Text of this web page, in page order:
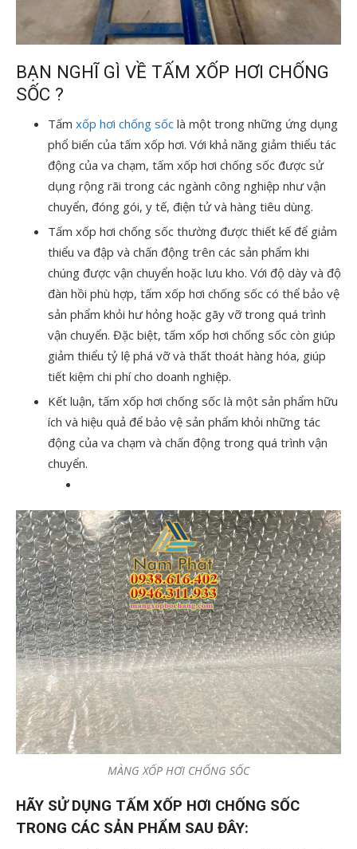
BẠN NGHĨ GÌ VỀ TẤM XỐP HƠI CHỐNG
SỐC ?
Tấm xốp hơi chống sốc là một trong những ứng dụng
phổ biến của tấm xốp hơi. Với khả năng giảm thiểu tác
động của va chạm, tấm xốp hơi chống sốc được sử
dụng rộng rãi trong các ngành công nghiệp như vận
chuyển, đóng gói, y tế, điện tử và hàng tiêu dùng.
Tấm xốp hơi chống sốc thường được thiết kế để giảm
thiểu va đập và chấn động trên các sản phẩm khi
chúng được vận chuyển hoặc lưu kho. Với độ dày và độ
đàn hồi phù hợp, tấm xốp hơi chống sốc có thể bảo vệ
sản phẩm khỏi hư hỏng hoặc gãy vỡ trong quá trình
vận chuyển. Đặc biệt, tấm xốp hơi chống sốc còn giúp
giảm thiểu tỷ lệ phá vỡ và thất thoát hàng hóa, giúp
tiết kiệm chi phí cho doanh nghiệp.
Kết luận, tấm xốp hơi chống sốc là một sản phẩm hữu
ích và hiệu quả để bảo vệ sản phẩm khỏi những tác
động của va chạm và chấn động trong quá trình vận
chuyển.
MÀNG XỐP HƠI CHỐNG SỐC
HÃY SỬ DỤNG TẤM XỐP HƠI CHỐNG SỐC
TRONG CÁC SẢN PHẨM SAU ĐÂY: